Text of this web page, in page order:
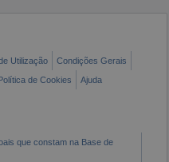
Utilização
Condições Gerais
de Cookies Ajuda
que constam na Base de